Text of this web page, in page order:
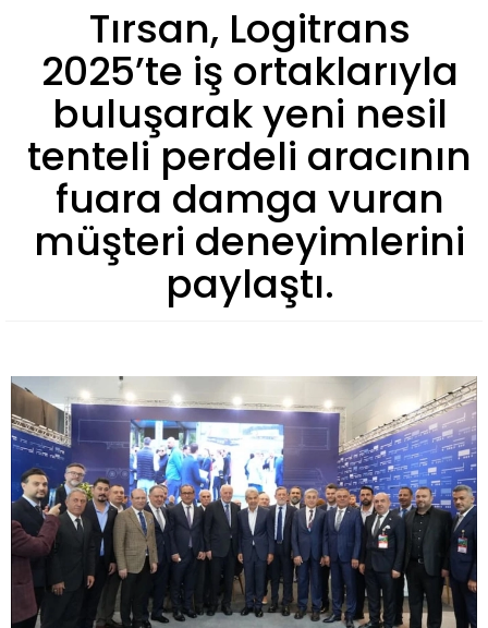
Tırsan, Logitrans
2025’te iş ortaklarıyla
buluşarak yeni nesil
tenteli perdeli aracının
fuara damga vuran
müşteri deneyimlerini
paylaştı.